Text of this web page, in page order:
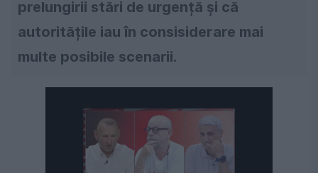
prelungirii stări de urgență și că
autoritățile iau în consisiderare mai
multe posibile scenarii.